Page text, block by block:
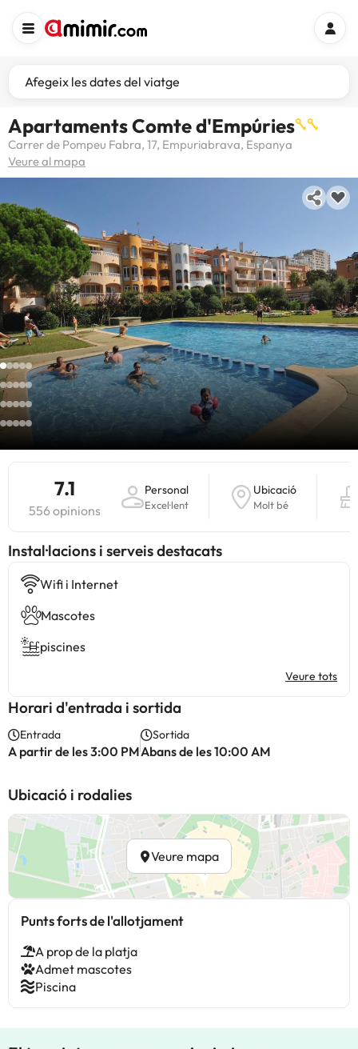
Afegeix les dates del viatge
Apartaments Comte d'Empúries
Carrer de Pompeu Fabra, 17, Empuriabrava, Espanya
Veure al mapa
7.1
556 opinions
Personal
Excel·lent
Ubicació
Molt bé
Instal·lacions i serveis destacats
Wifi i Internet
Mascotes
piscines
Veure tots
Horari d'entrada i sortida
Entrada
A partir de les 3:00 PM
Sortida
Abans de les 10:00 AM
Ubicació i rodalies
Veure mapa
Punts forts de l'allotjament
A prop de la platja
Admet mascotes
Piscina